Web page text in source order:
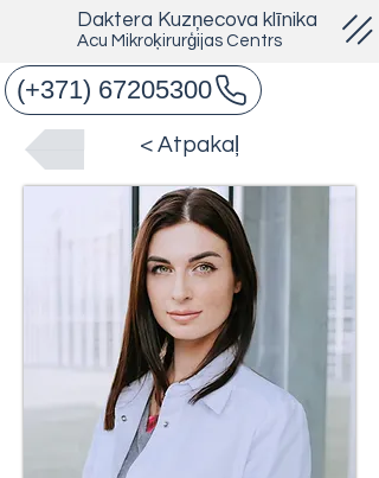
Daktera Kuzņecova klīnika
Acu Mikroķirurģijas Centrs
(+371) 67205300
< Atpakaļ